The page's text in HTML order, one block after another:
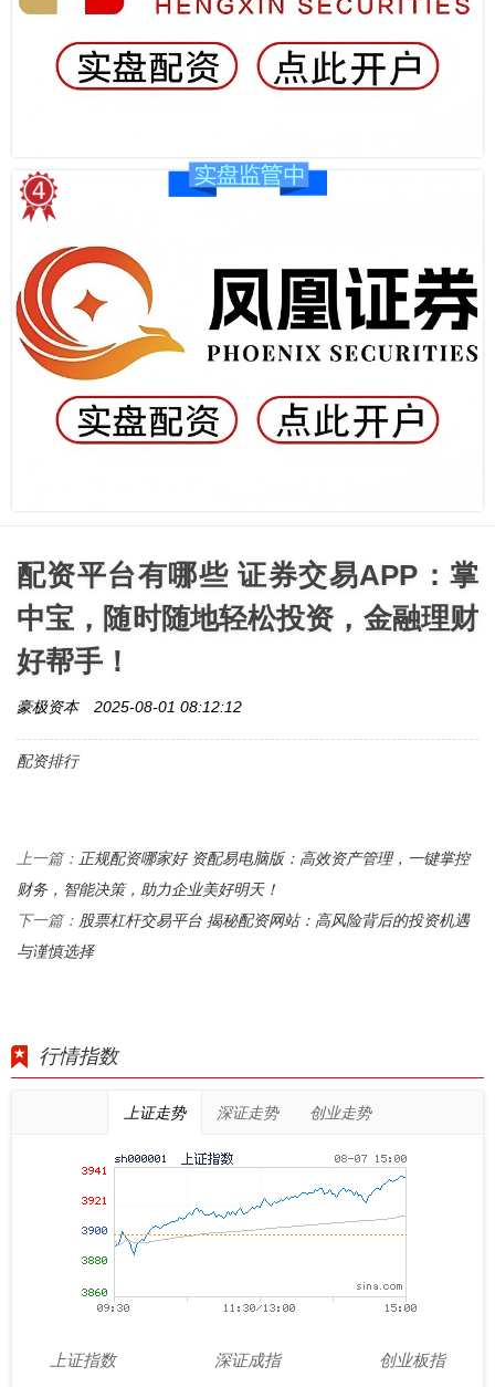
配资平台有哪些 证券交易APP：掌
中宝，随时随地轻松投资，金融理财
好帮手！
豪极资本 2025-08-01 08:12:12
配资排行
上一篇： 正规配资哪家好 资配易电脑版：高效资产管理，一键掌控
财务，智能决策，助力企业美好明天！
下一篇： 股票杠杆交易平台 揭秘配资网站：高风险背后的投资机遇
与谨慎选择
行情指数
上证走势 深证走势 创业走势
上证指数
深证成指
创业板指